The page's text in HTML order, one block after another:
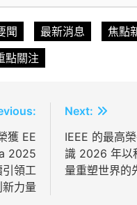
聞 最新消息
焦點
點關注
獲 EE
2025
領工
力量
Next:
IEEE 的最高
識 2026 年以
量重塑世界的